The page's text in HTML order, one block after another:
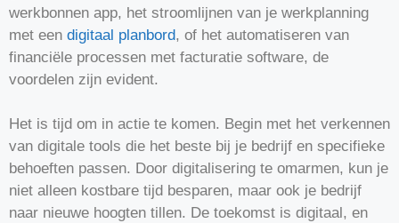
werkbonnen app, het stroomlijnen van je werkplanning
met een digitaal planbord, of het automatiseren van
financiële processen met facturatie software, de
voordelen zijn evident.
Het is tijd om in actie te komen. Begin met het verkennen
van digitale tools die het beste bij je bedrijf en specifieke
behoeften passen. Door digitalisering te omarmen, kun je
niet alleen kostbare tijd besparen, maar ook je bedrijf
naar nieuwe hoogten tillen. De toekomst is digitaal, en